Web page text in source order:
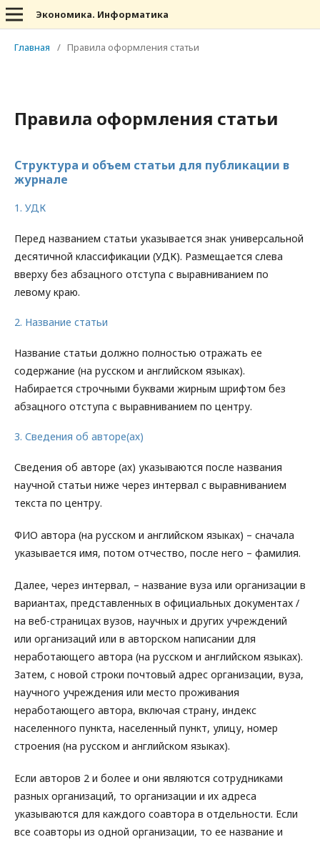
Экономика. Информатика
Главная / Правила оформления статьи
Правила оформления статьи
Структура и объем статьи для публикации в
журнале
1. УДК
Перед названием статьи указывается знак универсальной
десятичной классификации (УДК). Размещается слева
вверху без абзацного отступа с выравниванием по
левому краю.
2. Название статьи
Название статьи должно полностью отражать ее
содержание (на русском и английском языках).
Набирается строчными буквами жирным шрифтом без
абзацного отступа с выравниванием по центру.
3. Сведения об авторе(ах)
Сведения об авторе (ах) указываются после названия
научной статьи ниже через интервал с выравниванием
текста по центру.
ФИО автора (на русском и английском языках) – сначала
указывается имя, потом отчество, после него – фамилия.
Далее, через интервал, – название вуза или организации в
вариантах, представленных в официальных документах /
на веб-страницах вузов, научных и других учреждений
или организаций или в авторском написании для
неработающего автора (на русском и английском языках).
Затем, с новой строки почтовый адрес организации, вуза,
научного учреждения или место проживания
неработающего автора, включая страну, индекс
населенного пункта, населенный пункт, улицу, номер
строения (на русском и английском языках).
Если авторов 2 и более и они являются сотрудниками
разных организаций, то организации и их адреса
указываются для каждого соавтора в отдельности. Если
все соавторы из одной организации, то ее название и